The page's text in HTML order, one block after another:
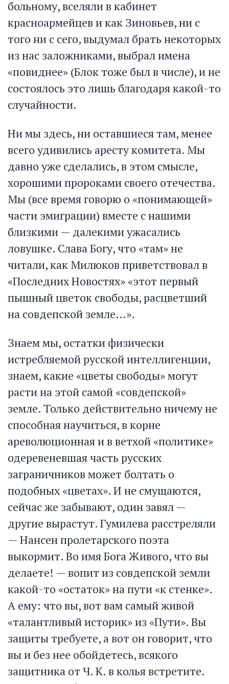
больному, вселяли в кабинет
красноармейцев и как Зиновьев, ни с
того ни с сего, выдумал брать некоторых
из нас заложниками, выбрал имена
«повиднее» (Блок тоже был в числе), и не
состоялось это лишь благодаря какой-то
случайности.
Ни мы здесь, ни оставшиеся там, менее
всего удивились аресту комитета. Мы
давно уже сделались, в этом смысле,
хорошими пророками своего отечества.
Мы (все время говорю о «понимающей»
части эмиграции) вместе с нашими
близкими — далекими ужасались
ловушке. Слава Богу, что «там» не
читали, как Милюков приветствовал в
«Последних Новостях» «этот первый
пышный цветок свободы, расцветший
на совдепской земле…».
Знаем мы, остатки физически
истребляемой русской интеллигенции,
знаем, какие «цветы свободы» могут
расти на этой самой «совдепской»
земле. Только действительно ничему не
способная научиться, в корне
ареволюционная и в ветхой «политике»
одеревеневшая часть русских
заграничников может болтать о
подобных «цветах». И не смущаются,
сейчас же забывают, один завял —
другие вырастут. Гумилева расстреляли
— Нансен пролетарского поэта
выкормит. Во имя Бога Живого, что вы
делаете! — вопит из совдепской земли
какой-то «остаток» на пути «к стенке».
А ему: что вы, вот вам самый живой
«талантливый историк» из «Пути». Вы
защиты требуете, а вот он говорит, что
вы и без нее обойдетесь, всякого
защитника от Ч. К. в колья встретите.